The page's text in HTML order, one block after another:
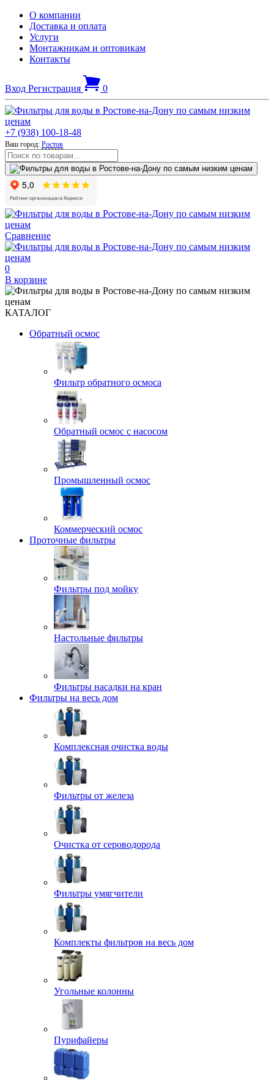
О компании
Доставка и оплата
Услуги
Монтажникам и оптовикам
Контакты
Вход Регистрация 0
+7 (938) 100-18-48
Ваш город: Ростов
Сравнение
0
В корзине
КАТАЛОГ
Обратный осмос
Фильтр обратного осмоса
Обратный осмос с насосом
Промышленный осмос
Коммерческий осмос
Проточные фильтры
Фильтры под мойку
Настольные фильтры
Фильтры насадки на кран
Фильтры на весь дом
Комплексная очистка воды
Фильтры от железа
Очистка от сероводорода
Фильтры умягчители
Комплекты фильтров на весь дом
Угольные колонны
Пурифайеры